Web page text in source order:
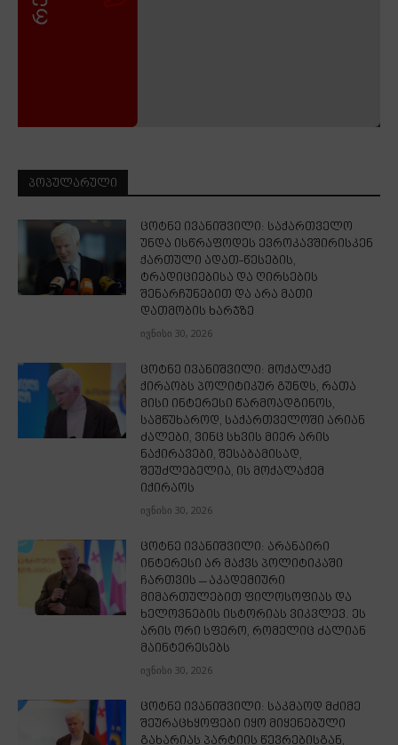
ᲞᲝᲞᲣᲚᲐᲠᲣᲚᲘ
ცოტნე ივანიშვილი: საქართველო
უნდა ისწრაფოდეს ევროკავშირისკენ
ქართული ადათ-წესების,
ტრადიციებისა და ღირსების
შენარჩუნებით და არა მათი
დათმობის ხარჯზე
ივნისი 30, 2026
ცოტნე ივანიშვილი: მოქალაქე
ქირაობს პოლიტიკურ გუნდს, რათა
მისი ინტერესი წარმოადგინოს,
სამწუხაროდ, საქართველოში არიან
ძალები, ვინც სხვის მიერ არის
ნაქირავები, შესაბამისად,
შეუძლებელია, ის მოქალაქემ
იქირაოს
ივნისი 30, 2026
ცოტნე ივანიშვილი: არანაირი
ინტერესი არ მაქვს პოლიტიკაში
ჩართვის – აკადემიური
მიმართულებით ფილოსოფიას და
ხელოვნების ისტორიას ვიკვლევ. ეს
არის ორი სფერო, რომელიც ძალიან
მაინტერესებს
ივნისი 30, 2026
ცოტნე ივანიშვილი: საკმაოდ მძიმე
შეურაცხყოფები იყო მიყენებული
გახარიას პარტიის წევრებისგან,